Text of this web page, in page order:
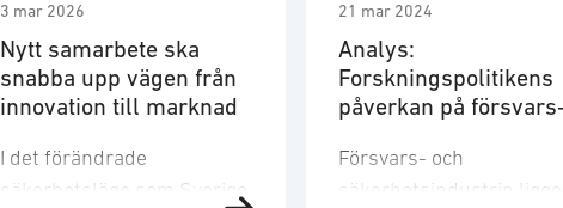
3 mar 2026
Nytt samarbete ska
snabba upp vägen från
innovation till marknad
I det förändrade
säkerhetsläge som Sverige
21 mar 2024
Analys:
Forskningspolitikens
påverkan på
säkerhetsmarknaden
Försvars- och
säkerhetsindustrin